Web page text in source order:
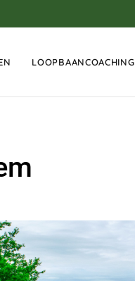
LOOPBAANCOACHING